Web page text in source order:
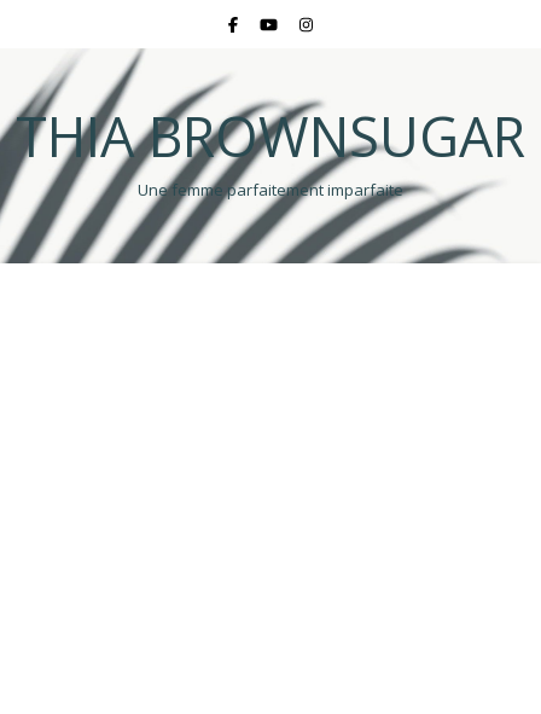
THIA BROWNSUGAR
Une femme parfaitement imparfaite